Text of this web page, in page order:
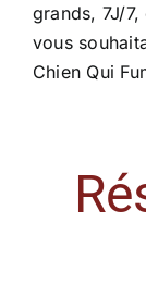
grands, 7J/
vous
Chien Qui